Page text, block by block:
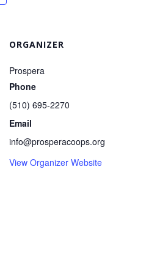
ORGANIZER
Prospera
Phone
(510) 695-2270
Email
info@prosperacoops.org
View Organizer Website